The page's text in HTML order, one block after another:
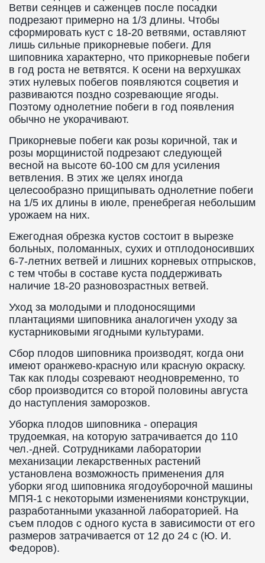
Ветви сеянцев и саженцев после посадки
подрезают примерно на 1/3 длины. Чтобы
сформировать куст с 18-20 ветвями, оставляют
лишь сильные прикорневые побеги. Для
шиповника характерно, что прикорневые побеги
в год роста не ветвятся. К осени на верхушках
этих нулевых побегов появляются соцветия и
развиваются поздно созревающие ягоды.
Поэтому однолетние побеги в год появления
обычно не укорачивают.
Прикорневые побеги как розы коричной, так и
розы морщинистой подрезают следующей
весной на высоте 60-100 см для усиления
ветвления. В этих же целях иногда
целесообразно прищипывать однолетние побеги
на 1/5 их длины в июле, пренебрегая небольшим
урожаем на них.
Ежегодная обрезка кустов состоит в вырезке
больных, поломанных, сухих и отплодоносивших
6-7-летних ветвей и лишних корневых отпрысков,
с тем чтобы в составе куста поддерживать
наличие 18-20 разновозрастных ветвей.
Уход за молодыми и плодоносящими
плантациями шиповника аналогичен уходу за
кустарниковыми ягодными культурами.
Сбор плодов шиповника производят, когда они
имеют оранжево-красную или красную окраску.
Так как плоды созревают неодновременно, то
сбор производится со второй половины августа
до наступления заморозков.
Уборка плодов шиповника - операция
трудоемкая, на которую затрачивается до 110
чел.-дней. Сотрудниками лаборатории
механизации лекарственных растений
установлена возможность применения для
уборки ягод шиповника ягодоуборочной машины
МПЯ-1 с некоторыми изменениями конструкции,
разработанными указанной лабораторией. На
съем плодов с одного куста в зависимости от его
размеров затрачивается от 12 до 24 с (Ю. И.
Федоров).